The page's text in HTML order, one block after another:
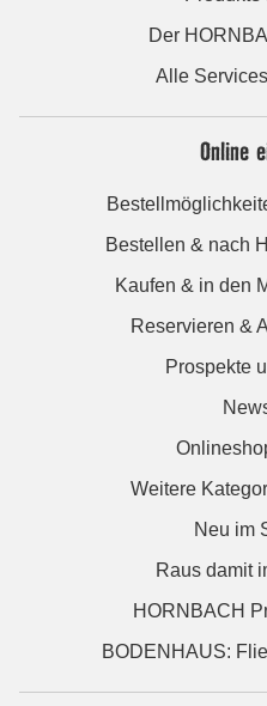
Der
Alle
Online
Bestellen & nach
Kaufen & in den
Reservieren &
Prospekte
Weitere
Neu im
Raus damit
HORNBACH
BODENHAUS: